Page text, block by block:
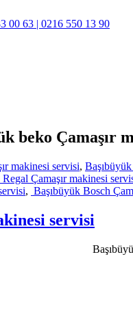
00 63 | 0216 550 13 90
beko Çamaşır
makinesi servisi,
Çamaşır makinesi
, Başıbüyük Bosch
servisi